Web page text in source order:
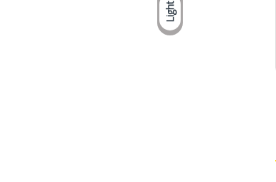
Light